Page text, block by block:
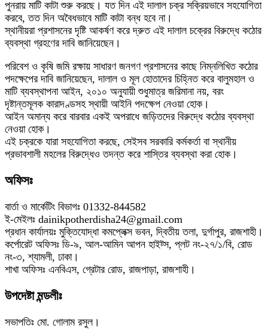
পুনরায় মাটি কাটা শুরু করছে। যত দিন এই দালাল চক্র সক্রিয়ভাবে সহযোগিতা
করবে, তত দিন অবৈধভাবে মাটি কাটা বন্ধ হবে না।
স্থানীয়রা প্রশাসনের দৃষ্টি আকর্ষণ করে দ্রুত এই দালাল চক্রের বিরুদ্ধে কঠোর
ব্যবস্থা গ্রহণের দাবি জানিয়েছেন।
পরিবেশ ও কৃষি জমি রক্ষায় সাধারণ জনগণ প্রশাসনের কাছে নিম্নলিখিত কঠোর
পদক্ষেপের দাবি জানিয়েছেন, দালাল ও মূল হোতাদের চিহ্নিত করে বালুমহাল ও
মাটি ব্যবস্থাপনা আইন, ২০১০ অনুযায়ী শুধুমাত্র জরিমানা নয়, বরং
দৃষ্টান্তমূলক কারাদণ্ডসহ স্থায়ী আইনি পদক্ষেপ নেওয়া হোক।
আইন অমান্য করে বারবার একই অপরাধে জড়িতদের বিরুদ্ধে কঠোর ব্যবস্থা
নেওয়া হোক।
এই চক্রকে যারা সহযোগিতা করছে, সেইসব সরকারি কর্মকর্তা বা স্থানীয়
প্রভাবশালী মহলের বিরুদ্ধেও তদন্ত করে শাস্তির ব্যবস্থা করা হোক।
অফিসঃ
বার্তা ও মার্কেটিং বিভাগঃ 01332-844582
ই-মেইলঃ dainikpotherdisha24@gmail.com
প্রধান কার্যালয়ঃ মুক্তিযোদ্ধা কমপ্লেক্স ভবন, দ্বিতীয় তলা, দুর্গাপুর, রাজশাহী।
কর্পোরেট অফিসঃ ডি-৯, আল-আমিন আপন হাইট্স, প্লট নং-২৭/১/বি, রোড
নং-৩, শ্যামলী, ঢাকা।
শাখা অফিসঃ এনবিএস, গ্রেটার রোড, রাজপাড়া, রাজশাহী।
উপদেষ্টা মন্ডলীঃ
সভাপতিঃ মো. গোলাম রসুল।